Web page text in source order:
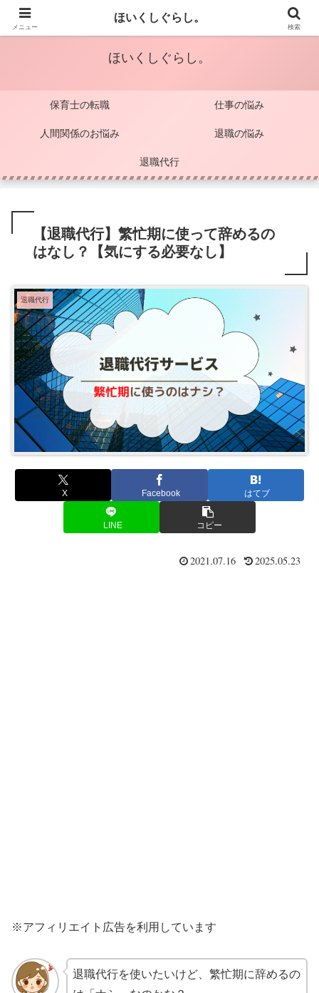
保育士のココロを軽くするブログ
ほいくしぐらし。
保育士の転職 仕事の悩み
人間関係のお悩み 退職の悩み
退職代行
【退職代行】繁忙期に使って辞めるの
はなし？【気にする必要なし】
退職代行
X Facebook はてブ
LINE コピー
2021.07.16 2025.05.23
※アフィリエイト広告を利用しています
退職代行を使いたいけど、繁忙期に辞めるの
メニュー
ほいくしぐらし。
検索